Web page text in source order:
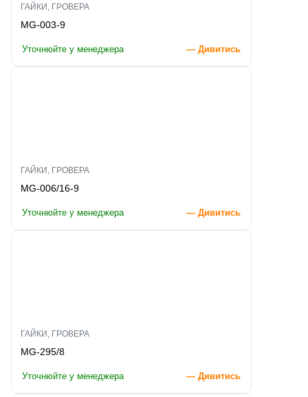
ГАЙКИ, ГРОВЕРА
MG-003-9
Уточнюйте у менеджера — Дивитись
ГАЙКИ, ГРОВЕРА
MG-006/16-9
Уточнюйте у менеджера — Дивитись
ГАЙКИ, ГРОВЕРА
MG-295/8
Уточнюйте у менеджера — Дивитись